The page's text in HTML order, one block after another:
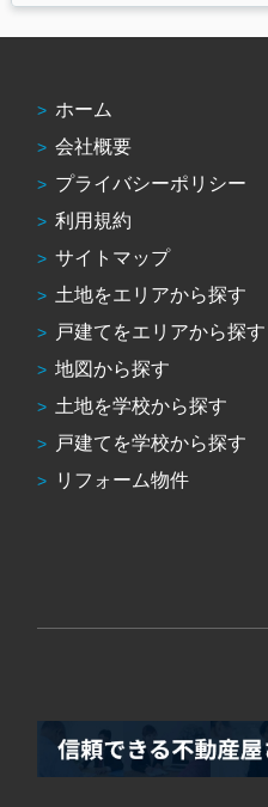
ホーム
会社概要
プライバシーポリシー
利用規約
サイトマップ
土地をエリアから探す
戸建てをエリアから探す
地図から探す
土地を学校から探す
戸建てを学校から探す
リフォーム物件